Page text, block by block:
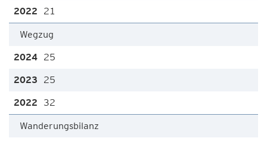
21
Wegzug
25
25
32
Wanderungsbilanz